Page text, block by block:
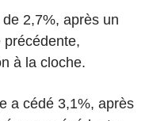
2,7%, après un
précédente,
à la cloche.
a cédé 3,1%, après